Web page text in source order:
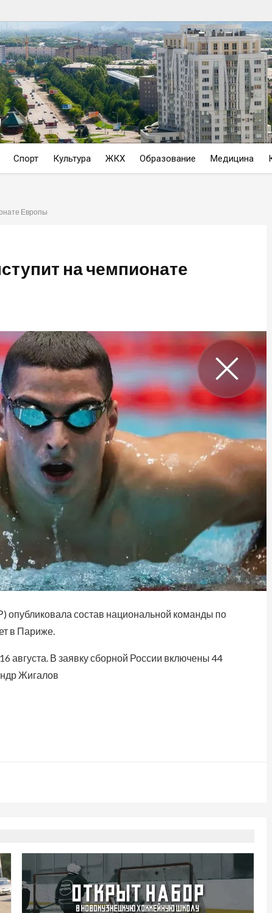
Спорт Культура ЖКХ Образование Медицина
Европы
на чемпионате
состав национальной команды по
в Париже.
августа. В заявку сборной России включены 44
Жигалов